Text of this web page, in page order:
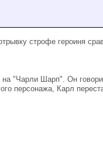
строфе героиня
"Чарли Шарп". Он
персонажа, Карл